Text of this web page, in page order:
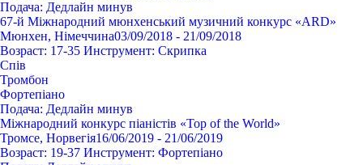
Подача: Дедлайн минув
67-й Міжнародний мюнхенський музичний конкурс «ARD»
Мюнхен, Німеччина03/09/2018 - 21/09/2018
Возраст: 17-35 Инструмент: Cкрипка
Спів
Тромбон
Фортепіано
Подача: Дедлайн минув
Міжнародний конкурс піаністів «Top of the World»
Тромсе, Норвегія16/06/2019 - 21/06/2019
Возраст: 19-37 Инструмент: Фортепіано